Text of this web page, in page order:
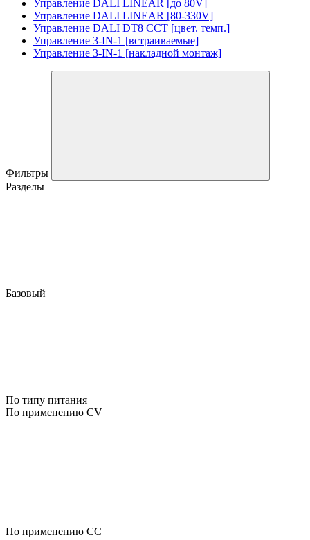
Управление DALI LINEAR [до 80V]
Управление DALI LINEAR [80-330V]
Управление DALI DT8 CCT [цвет. темп.]
Управление 3-IN-1 [встраиваемые]
Управление 3-IN-1 [накладной монтаж]
Фильтры
Разделы
Базовый
По типу питания
По применению CV
По применению CC